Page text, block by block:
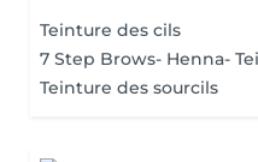
Teinture des cils
7 Step Brows- Henna-
Teinture des sourcils